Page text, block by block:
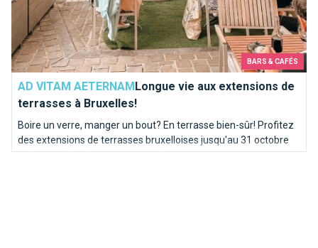
BARS & CAFÉS
AD VITAM AETERNAMLongue vie aux extensions de
terrasses à Bruxelles!
Boire un verre, manger un bout? En terrasse bien-sûr! Profitez
des extensions de terrasses bruxelloises jusqu'au 31 octobre
mais pas d'inquiétude : elles reviendront chaque année!